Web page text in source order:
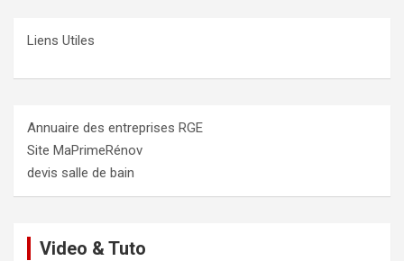
Liens Utiles
Annuaire des entreprises RGE
Site MaPrimeRénov
devis salle de bain
Video & Tuto